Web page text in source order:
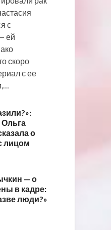
с
ей
скоро
с ее
о
лицом
— о
в кадре:
люди?»